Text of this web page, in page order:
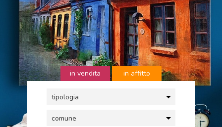
in vendita in affitto